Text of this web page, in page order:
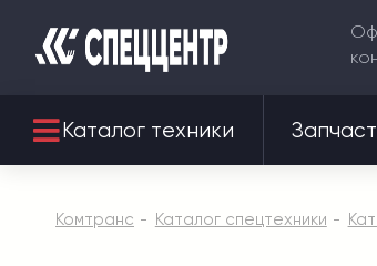
Каталог техники
Комтранс Каталог спецтехники